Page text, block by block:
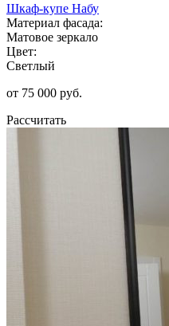
Шкаф-купе Набу
Материал фасада:
Матовое зеркало
Цвет:
Светлый
от 75 000 руб.
Рассчитать